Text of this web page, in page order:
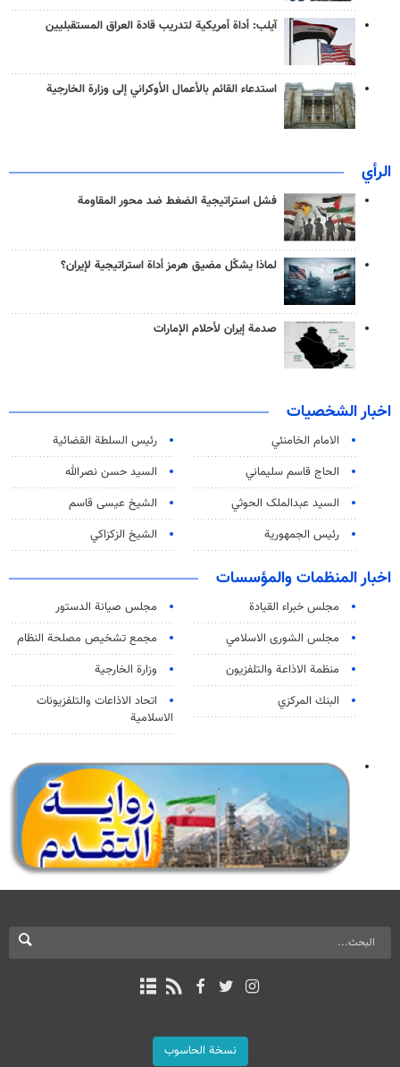
آيلب: أداة أمريكية لتدريب قادة العراق المستقبليين
استدعاء القائم بالأعمال الأوكراني إلى وزارة الخارجية
الرأي
فشل استراتيجية الضغط ضد محور المقاومة
لماذا يشكّل مضيق هرمز أداة استراتيجية لإيران؟
صدمة إيران لأحلام الإمارات
اخبار الشخصيات
الامام الخامنئي
رئیس السلطة القضائیة
الحاج قاسم سليماني
السيد حسن نصرالله
السید عبدالملک الحوثي
الشيخ عيسى قاسم
رئيس الجمهورية
الشيخ الزكزاكي
اخبار المنظمات والمؤسسات
مجلس خبراء القيادة
مجلس صيانة الدستور
مجلس الشورى الاسلامي
مجمع تشخيص مصلحة النظام
منظمة الاذاعة والتلفزیون
وزارة الخارجية
البنك المركزي
اتحاد الاذاعات والتلفزيونات
الاسلامية
نسخة الحاسوب